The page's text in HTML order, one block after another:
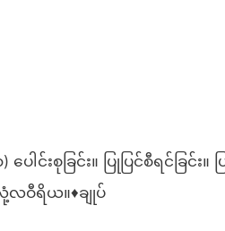
းစုခြင်း။ ပြုပြင်စီရင်ခြင်း။ ပ
လုံ့လဝီရိယ။♦ချုပ်